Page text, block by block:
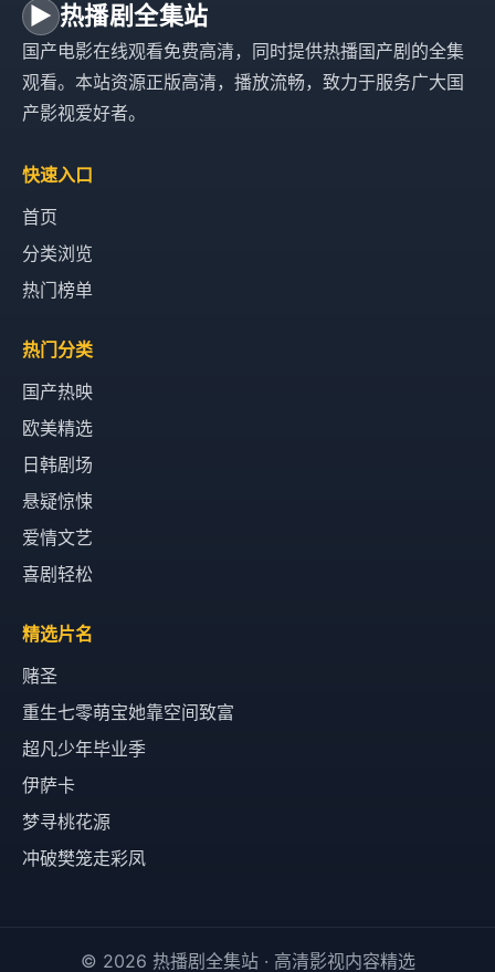
▶ 热播剧全集站
国产电影在线观看免费高清，同时提供热播国产剧的全集
观看。本站资源正版高清，播放流畅，致力于服务广大国
产影视爱好者。
快速入口
首页
分类浏览
热门榜单
热门分类
国产热映
欧美精选
日韩剧场
悬疑惊悚
爱情文艺
喜剧轻松
精选片名
赌圣
重生七零萌宝她靠空间致富
超凡少年毕业季
伊萨卡
梦寻桃花源
冲破樊笼走彩凤
© 2026 热播剧全集站 · 高清影视内容精选